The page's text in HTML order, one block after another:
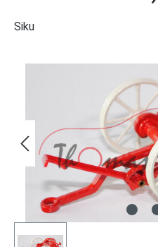
Siku